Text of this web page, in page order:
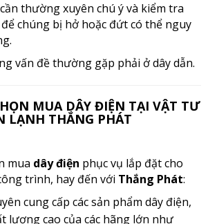
thường xuyên chú ý và kiểm tra
chúng bị hở hoặc đứt có thể nguy
vấn đề thường gặp phải ở dây dẫn.
MUA DÂY ĐIỆN TẠI VẬT TƯ
LẠNH THẮNG PHÁT
mua dây điện phục vụ lắp đặt cho
trình, hay đến với Thắng Phát:
cung cấp các sản phẩm dây điện,
lượng cao của các hãng lớn như